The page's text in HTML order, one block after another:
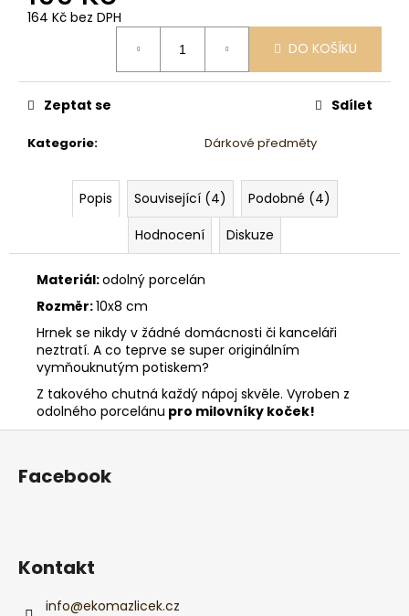
164 Kč bez DPH
DO KOŠÍKU
Kategorie: Dárkové předměty
Zeptat se Sdílet
Popis Související (4)
Podobné (4)
Hodnocení
Diskuze
Materiál:odolný porcelán
Rozměr:10x8 cm
Hrnek se nikdy v žádné domácnosti či kanceláři
neztratí. A co teprve se super originálním
vymňouknutým potiskem?
Z takového chutná každý nápoj skvěle. Vyroben z
odolného porcelánu pro milovníky koček!
m
Z
Facebook
Kontakt
info@ekomazlicek.cz